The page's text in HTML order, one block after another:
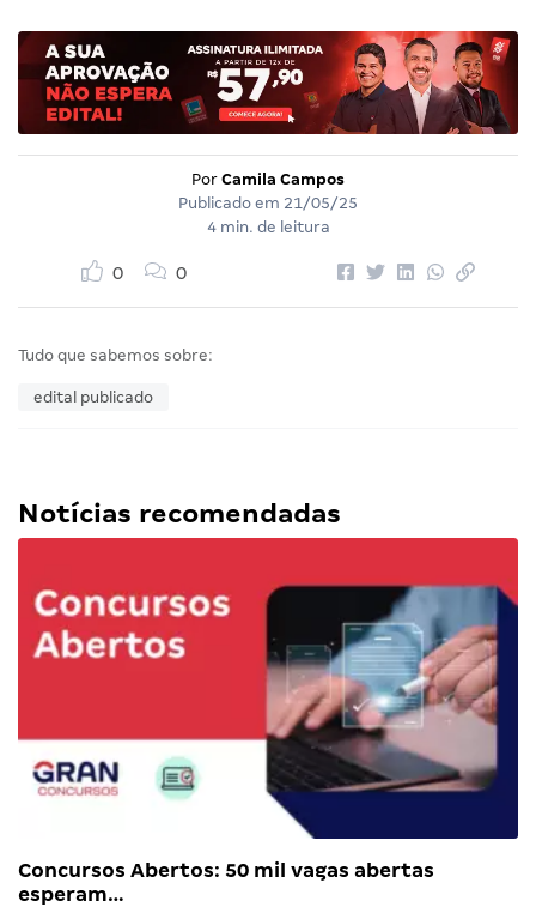
Por Camila Campos
Publicado em 21/05/25
4 min. de leitura
0 0
Tudo que sabemos sobre:
edital publicado
Notícias recomendadas
Concursos Abertos: 50 mil vagas abertas
esperam…